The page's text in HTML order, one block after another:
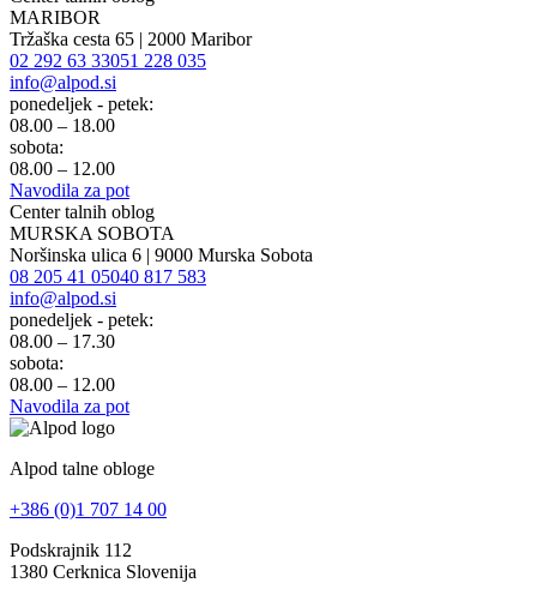
MARIBOR
Tržaška cesta 65 | 2000 Maribor
02 292 63 33051 228 035
info@alpod.si
ponedeljek - petek:
08.00 – 18.00
sobota:
08.00 – 12.00
Navodila za pot
Center talnih oblog
MURSKA SOBOTA
Noršinska ulica 6 | 9000 Murska Sobota
08 205 41 05040 817 583
info@alpod.si
ponedeljek - petek:
08.00 – 17.30
sobota:
08.00 – 12.00
Navodila za pot
Alpod talne obloge
+386 (0)1 707 14 00
Podskrajnik 112
1380 Cerknica Slovenija